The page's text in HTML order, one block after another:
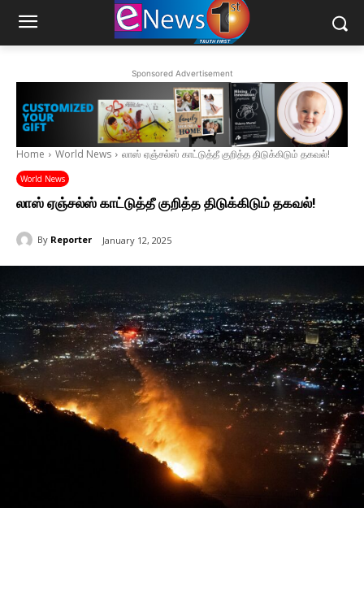
Sponsored Advertisement
Home World News லாஸ் ஏஞ்சல்ஸ் காட்டுத்தீ குறித்த திடுக்கிடும் தகவல்!
World News
லாஸ் ஏஞ்சல்ஸ் காட்டுத்தீ குறித்த திடுக்கிடும் தகவல்!
By Reporter January 12, 2025